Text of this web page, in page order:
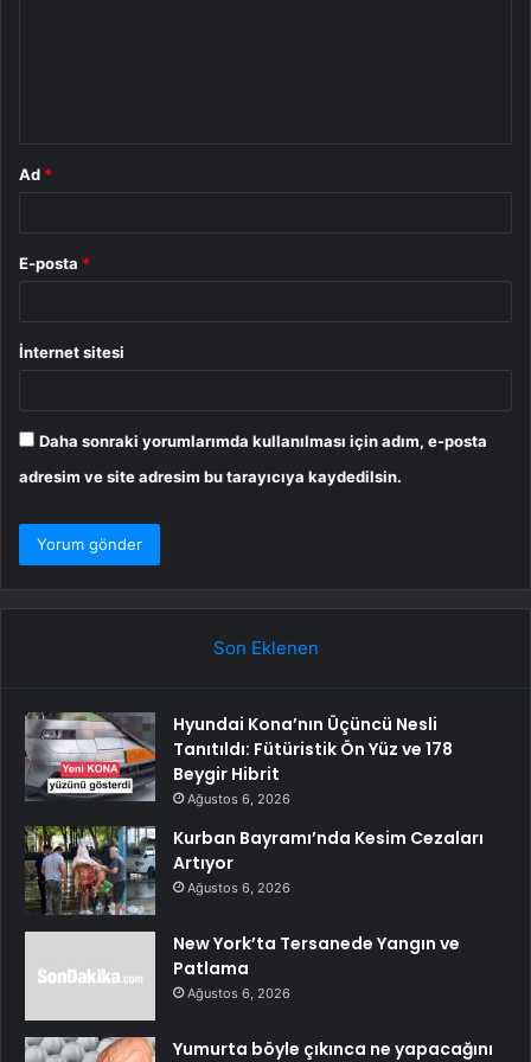
Ad *
E-posta *
İnternet sitesi
Daha sonraki yorumlarımda kullanılması için adım, e-posta
adresim ve site adresim bu tarayıcıya kaydedilsin.
Son Eklenen
Hyundai Kona’nın Üçüncü Nesli
Tanıtıldı: Fütüristik Ön Yüz ve 178
Beygir Hibrit
Ağustos 6, 2026
Kurban Bayramı’nda Kesim Cezaları
Artıyor
Ağustos 6, 2026
New York’ta Tersanede Yangın ve
Patlama
Ağustos 6, 2026
Yumurta böyle çıkınca ne yapacağını